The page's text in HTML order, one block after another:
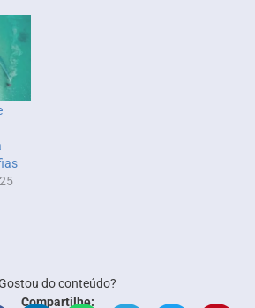
do conteúdo?
Compartilhe: